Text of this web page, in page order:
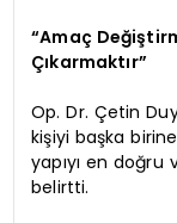
“Amaç
Çıkarmaktır”
Op. Dr. Çetin
kişiyi başka
yapıyı en
belirtti.